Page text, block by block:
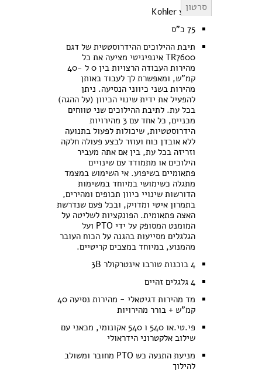
סרטוןמנוע Kohler
75 כ"ס
תיבת ההילוכים ההידרוסטטית של דגם
TR7600 אינפיניטי מציעה את כל
מהירות העבודה הרצויות בין 0 ל -40
קמ"ש, ומאפשרת לך לעבוד באותן
מהירות בשני כיווני הנסיעה. ניתן
להפעיל את ידית שינוי הכיוון (על ההגה)
בכל עת. לתיבת ההילוכים שני טווחים
מכניים, כל אחד עם 3 מהירויות
הידרוסטטיות, שיכולות לפעול בתנועה
ללא אובדן כוח ועוזר לבצע פעולה חלקה
וזריזה בכל עת, בין אם אתה מעביר
הילוכים או מתמודד עם שינויים
פתאומיים בשיפוע. אי השימוש במצמד
מתגלה כשימושי במיוחד במשימות
הדורשות שינויי כיוון תכופים ומהירים,
בתמרון איטי ומדויק, ובכל פעם שנדרשת
האצה פתאומית. הפונקציות לשליטה על
המומנט המסופק על ידי PTO ועל
הגלגלים מסייעות בהגנה על הכוח העובר
מהמנוע, במיוחד במצבים קריטיים.
4 בוכנות טורבו אינטרקולר 3B
4 גלגלים זהיים
מד מהירות דגיטאלי - מהירות נסיעה 40
קמ"ש + בורר מהירויות
פי.טי.או 540 ו 540 אקונומי, מכאני עם
שילוב אלקטרוני הידראולי
מניעת התנעה כש PTO מחובר ומשולב
להילוך